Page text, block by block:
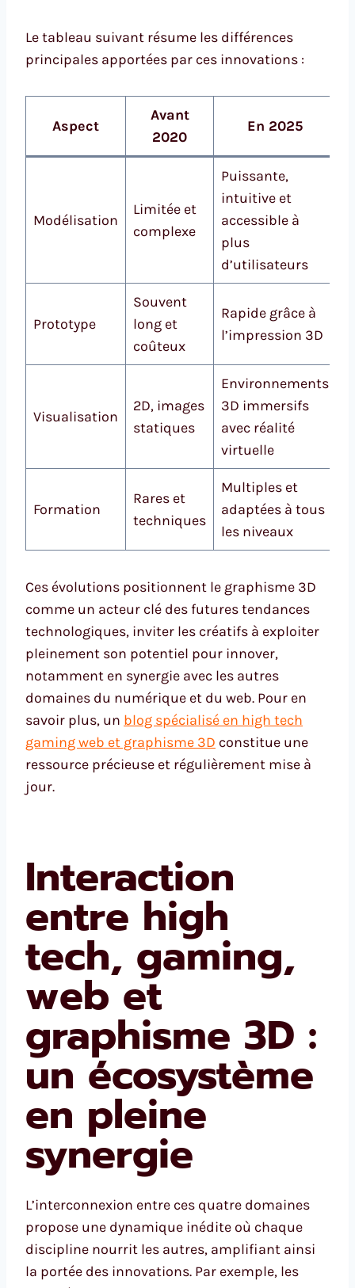
Le tableau suivant résume les différences
principales apportées par ces innovations :
Aspect
Avant
2020
En 2025
Modélisation
Limitée et
complexe
Puissante,
intuitive et
accessible à
plus
d’utilisateurs
Prototype
Souvent
long et
coûteux
Rapide grâce à
l’impression 3D
Visualisation
2D, images
statiques
Environnements
3D immersifs
avec réalité
virtuelle
Formation
Rares et
techniques
Multiples et
adaptées à tous
les niveaux
Ces évolutions positionnent le graphisme 3D
comme un acteur clé des futures tendances
technologiques, inviter les créatifs à exploiter
pleinement son potentiel pour innover,
notamment en synergie avec les autres
domaines du numérique et du web. Pour en
savoir plus, un blog spécialisé en high tech
gaming web et graphisme 3D constitue une
ressource précieuse et régulièrement mise à
jour.
Interaction
entre high
tech, gaming,
web et
graphisme 3D :
un écosystème
en pleine
synergie
L’interconnexion entre ces quatre domaines
propose une dynamique inédite où chaque
discipline nourrit les autres, amplifiant ainsi
la portée des innovations. Par exemple, les